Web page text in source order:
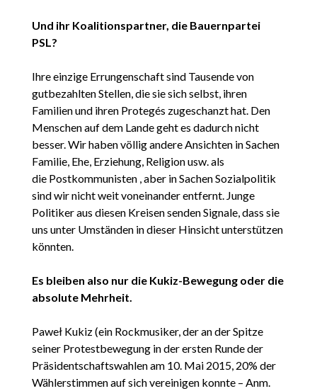
Und ihr Koalitionspartner, die Bauernpartei
PSL?
Ihre einzige Errungenschaft sind Tausende von
gutbezahlten Stellen, die sie sich selbst, ihren
Familien und ihren Protegés zugeschanzt hat. Den
Menschen auf dem Lande geht es dadurch nicht
besser. Wir haben völlig andere Ansichten in Sachen
Familie, Ehe, Erziehung, Religion usw. als
die Postkommunisten , aber in Sachen Sozialpolitik
sind wir nicht weit voneinander entfernt. Junge
Politiker aus diesen Kreisen senden Signale, dass sie
uns unter Umständen in dieser Hinsicht unterstützen
könnten.
Es bleiben also nur die Kukiz-Bewegung oder die
absolute Mehrheit.
Paweł Kukiz (ein Rockmusiker, der an der Spitze
seiner Protestbewegung in der ersten Runde der
Präsidentschaftswahlen am 10. Mai 2015, 20% der
Wählerstimmen auf sich vereinigen konnte – Anm.